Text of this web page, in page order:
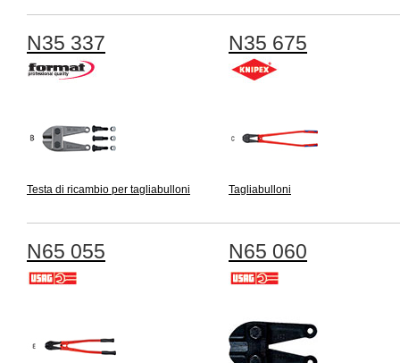
N35 337
Testa di ricambio per tagliabulloni
N35 675
Tagliabulloni
N65 055 N65 060